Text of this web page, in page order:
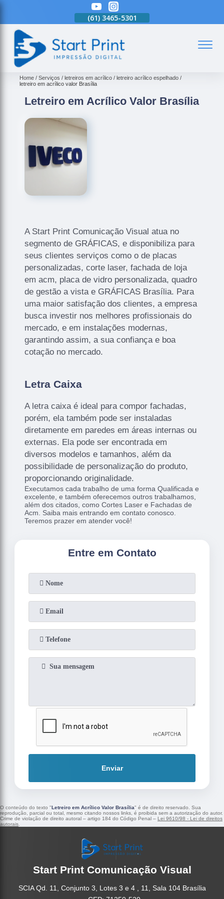
(61) 3465-5301
Home Serviços letreiros em acrílico
letreiro acrílico espelhado
letreiro em acrílico valor Brasília
Letreiro em Acrílico Valor Brasília
A Start Print Comunicação Visual atua no
segmento de GRÁFICAS, e disponibiliza para
seus clientes serviços como o de placas
personalizadas, corte laser, fachada de loja
em acm, placa de vidro personalizada, quadro
de gestão a vista e GRÁFICAS Brasília. Para
uma maior satisfação dos clientes, a empresa
busca investir nos melhores profissionais do
mercado, e em instalações modernas,
garantindo assim, a sua confiança e boa
cotação no mercado.
Letra Caixa
A letra caixa é ideal para compor fachadas,
porém, ela também pode ser instaladas
diretamente em paredes em áreas internas ou
externas. Ela pode ser encontrada em
diversos modelos e tamanhos, além da
possibilidade de personalização do produto,
proporcionando originalidade.
Executamos cada trabalho de uma forma Qualificada e
excelente, e também oferecemos outros trabalhamos,
além dos citados, como Cortes Laser e Fachadas de
Acm. Saiba mais entrando em contato conosco.
Teremos prazer em atender você!
Entre em Contato
Enviar
O conteúdo do texto "Letreiro em Acrílico Valor Brasília" é de direito reservado. Sua
reprodução, parcial ou total, mesmo citando nossos links, é proibida sem a autorização do autor.
Crime de violação de direito autoral – artigo 184 do Código Penal – Lei 9610/98 - Lei de direitos
autorais
Start Print Comunicação Visual
SCIA Qd. 11, Conjunto 3, Lotes 3 e 4 , 11, Sala 104 Brasília